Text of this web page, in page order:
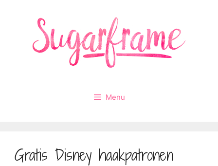
Menu
Gratis Disney haakpatronen